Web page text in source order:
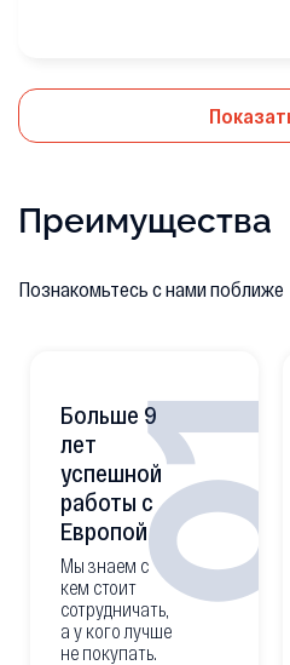
Преимущества
Познакомьтесь с нами поближе
Больше 9
лет
успешной
работы с
Европой
Мы знаем с
кем стоит
сотрудничать,
а у кого лучше
не покупать.